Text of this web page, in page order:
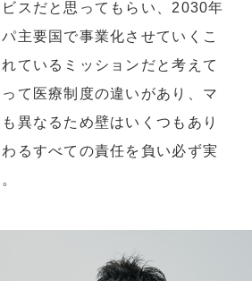
スだと思ってもらい、2030年
主要国で事業化させていくこ
ているミッションだと考えて
て医療制度の違いがあり、マ
異なるため壁はいくつもあり
るすべての責任を負い必ず実